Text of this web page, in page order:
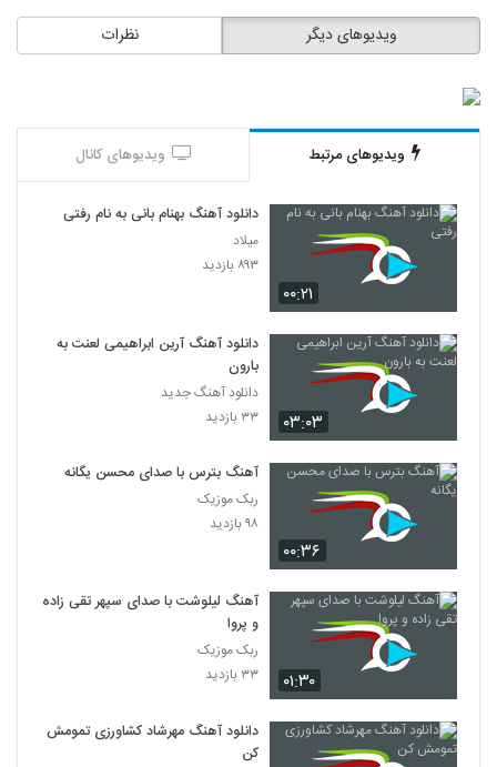
نظرات ویدیوهای دیگر
ویدیوهای مرتبط ویدیوهای کانال
۰۰:۲۱
دانلود آهنگ بهنام بانی به نام رفتی
میلاد
۸۹۳ بازدید
۰۳:۰۳
دانلود آهنگ آرین ابراهیمی لعنت به
بارون
دانلود آهنگ جدید
۳۳ بازدید
۰۰:۳۶
آهنگ بترس با صدای محسن یگانه
ربک موزیک
۹۸ بازدید
۰۱:۳۰
آهنگ لیلوشت با صدای سپهر تقی زاده
و پروا
ربک موزیک
۳۳ بازدید
دانلود آهنگ مهرشاد کشاورزی تمومش
کن